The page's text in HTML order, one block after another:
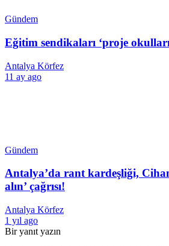
Gündem
Eğitim sendikaları ‘proje
Antalya Körfez
11 ay ago
Gündem
Antalya’da rant kardeşliği,
alın’ çağrısı!
Antalya Körfez
1 yıl ago
Bir yanıt yazın